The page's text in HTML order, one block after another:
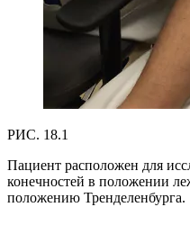
РИС. 18.1
Пациент расположен для
конечностей в положении
положению Тренделенбурга.